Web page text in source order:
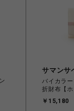
サマンサ
バイカラ
折財布【ホ
￥15,180